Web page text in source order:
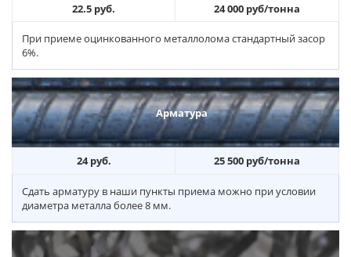
22.5 руб. 24 000 руб/тонна
При приеме оцинкованного металлолома стандартный засор
6%.
Арматура
24 руб. 25 500 руб/тонна
Сдать арматуру в наши пункты приема можно при условии
диаметра металла более 8 мм.